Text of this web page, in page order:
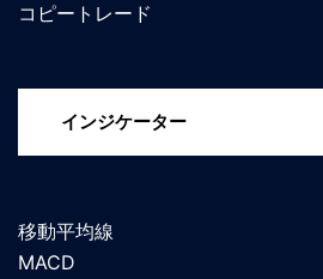
コピートレード
インジケーター
移動平均線
MACD